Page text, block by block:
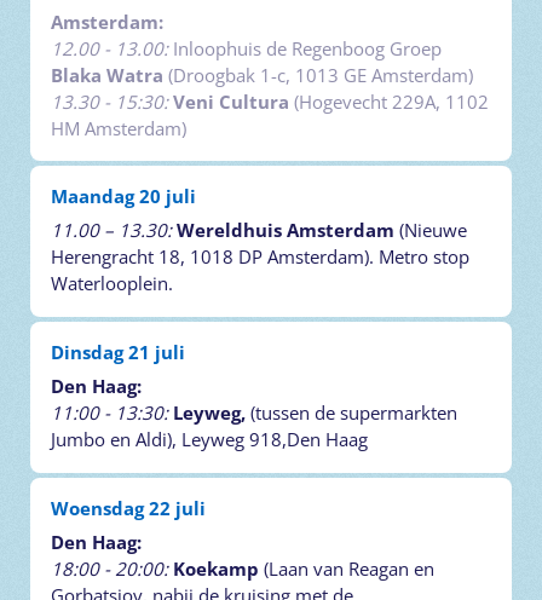
Amsterdam:
12.00 - 13.00:Inloophuis de Regenboog Groep
Blaka Watra (Droogbak 1-c, 1013 GE Amsterdam)
13.30 - 15:30: Veni Cultura (Hogevecht 229A, 1102
HM Amsterdam)
Maandag 20 juli
11.00 – 13.30:Wereldhuis Amsterdam (Nieuwe
Herengracht 18, 1018 DP Amsterdam). Metro stop
Waterlooplein.
Dinsdag 21 juli
Den Haag:
11:00 - 13:30: Leyweg, (tussen de supermarkten
Jumbo en Aldi), Leyweg 918,Den Haag
Woensdag 22 juli
Den Haag:
18:00 - 20:00: Koekamp (Laan van Reagan en